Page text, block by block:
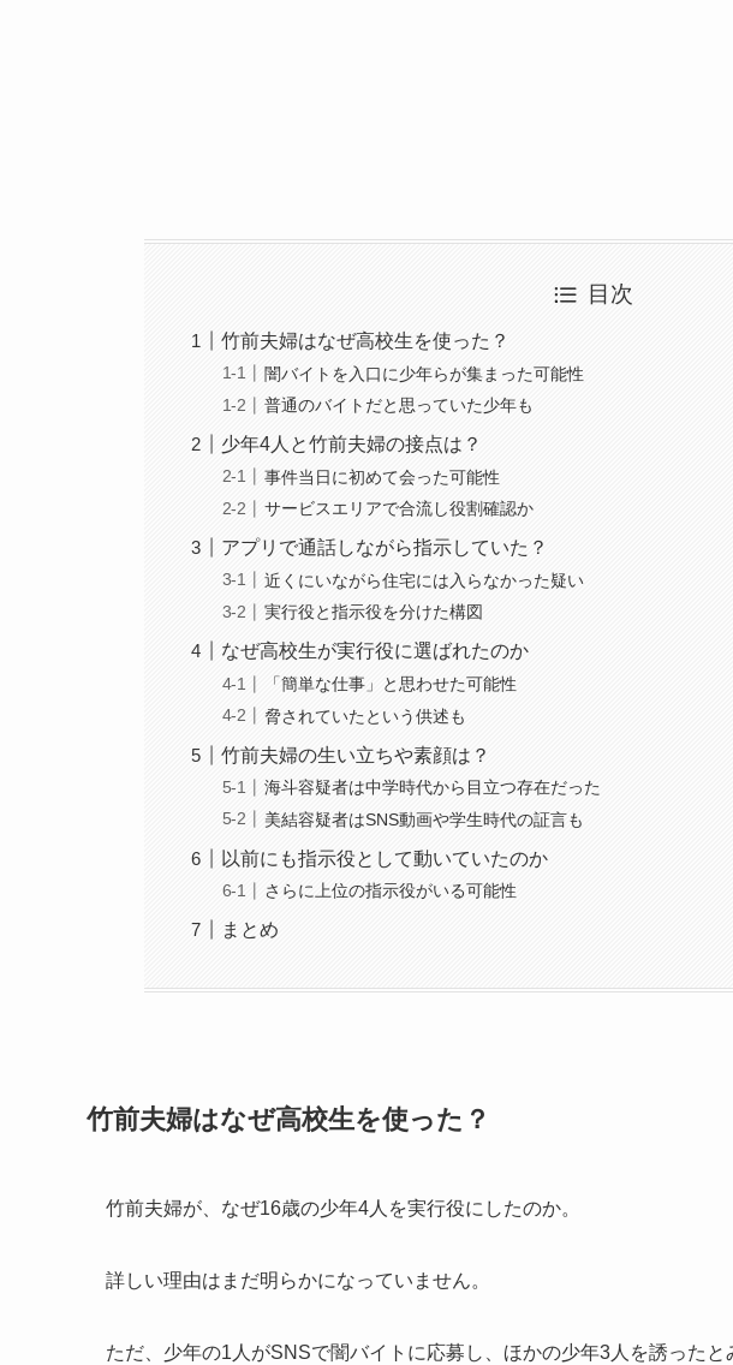
目次
竹前夫婦はなぜ高校生を使った？
闇バイトを入口に少年らが集まった可能性
普通のバイトだと思っていた少年も
少年4人と竹前夫婦の接点は？
事件当日に初めて会った可能性
サービスエリアで合流し役割確認か
アプリで通話しながら指示していた？
近くにいながら住宅には入らなかった疑い
実行役と指示役を分けた構図
なぜ高校生が実行役に選ばれたのか
「簡単な仕事」と思わせた可能性
脅されていたという供述も
竹前夫婦の生い立ちや素顔は？
海斗容疑者は中学時代から目立つ存在だった
美結容疑者はSNS動画や学生時代の証言も
以前にも指示役として動いていたのか
さらに上位の指示役がいる可能性
まとめ
竹前夫婦はなぜ高校生を使った？
竹前夫婦が、なぜ16歳の少年4人を実行役にしたのか。
詳しい理由はまだ明らかになっていません。
ただ、少年の1人がSNSで闇バイトに応募し、ほかの少年3人を誘ったと